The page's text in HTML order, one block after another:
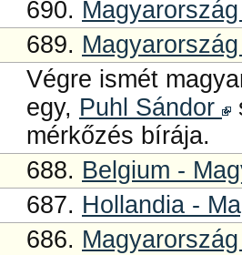
690.
689.
Végre ismét
egy, Puhl Sándor
mérkőzés bírája.
688. Belgium -
687. Hollandia -
686.